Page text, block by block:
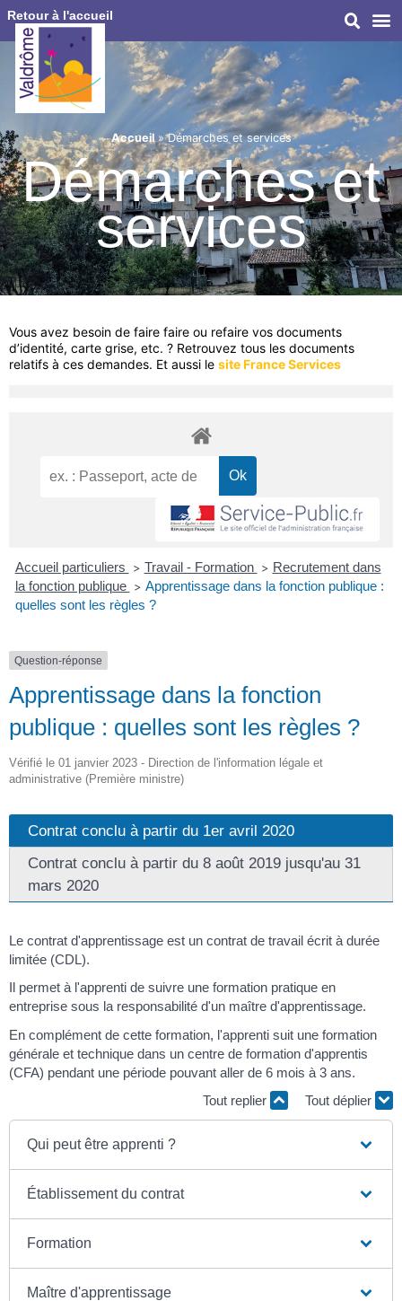
Retour à l'accueil
Accueil»Démarches et services
Démarches et
services
Vous avez besoin de faire faire ou refaire vos documents
d’identité, carte grise, etc. ? Retrouvez tous les documents
relatifs à ces demandes. Et aussi le site France Services
Accueil particuliers > Travail - Formation > Recrutement dans
la fonction publique > Apprentissage dans la fonction publique :
quelles sont les règles ?
Question-réponse
Apprentissage dans la fonction
publique : quelles sont les règles ?
Vérifié le 01 janvier 2023 - Direction de l'information légale et
administrative (Première ministre)
Contrat conclu à partir du 1er avril 2020
Contrat conclu à partir du 8 août 2019 jusqu'au 31
mars 2020
Le contrat d'apprentissage est un contrat de travail écrit à durée
limitée (CDL).
Il permet à l'apprenti de suivre une formation pratique en
entreprise sous la responsabilité d'un maître d'apprentissage.
En complément de cette formation, l'apprenti suit une formation
générale et technique dans un centre de formation d'apprentis
(CFA) pendant une période pouvant aller de 6 mois à 3 ans.
Tout replier
Tout déplier
Qui peut être apprenti ?
Établissement du contrat
Formation
Maître d'apprentissage